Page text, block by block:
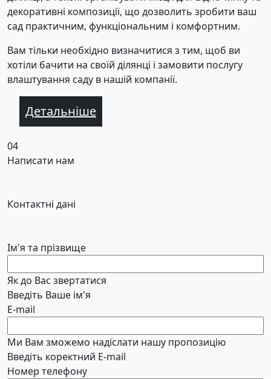
декоративні композиції, що дозволить зробити ваш
сад практичним, функціональним і комфортним.
Вам тільки необхідно визначитися з тим, щоб ви
хотіли бачити на своїй ділянці і замовити послугу
влаштування саду в нашій компанії.
Детальніше
04
Написати нам
Контактні дані
Ім'я та прізвище
Як до Вас звертатися
Введіть Ваше ім'я
E-mail
Ми Вам зможемо надіслати нашу пропозицію
Введіть коректний E-mail
Номер телефону